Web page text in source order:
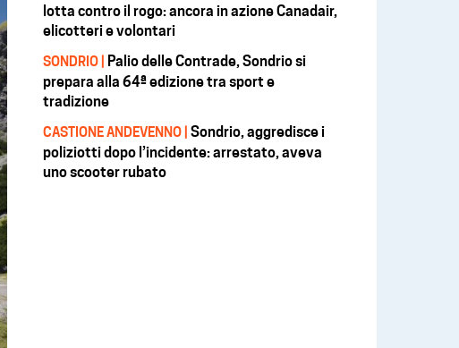
lotta contro il rogo: ancora in azione Canadair,
elicotteri e volontari
SONDRIO | Palio delle Contrade, Sondrio si
prepara alla 64ª edizione tra sport e
tradizione
CASTIONE ANDEVENNO | Sondrio, aggredisce i
poliziotti dopo l’incidente: arrestato, aveva
uno scooter rubato